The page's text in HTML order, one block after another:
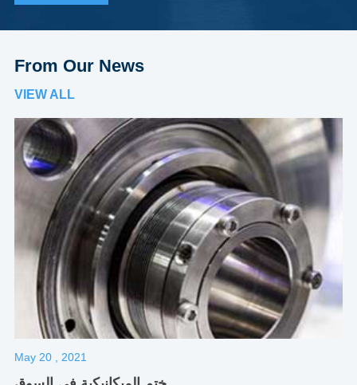
From Our News
VIEW ALL
May 20 , 2021